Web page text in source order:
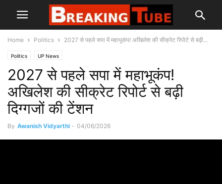
Home Politics 2027 से पहले सपा में महाभूकंप! अखिलेश की सीक्रेट रिपोर्ट से बढ़ी...
Politics UP News
2027 से पहले सपा में महाभूकंप!
अखिलेश की सीक्रेट रिपोर्ट से बढ़ी
दिग्गजों की टेंशन
By Awanish Vidyarthi - 04/06/2026